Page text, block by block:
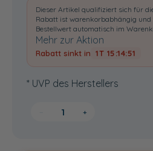
Dieser Artikel qualifiziert sich für
Rabatt ist warenkorbabhängig
Bestellwert automatisch im
Mehr zur Aktion
Rabatt sinkt in 1T 15:14:51
* UVP des Herstellers
+